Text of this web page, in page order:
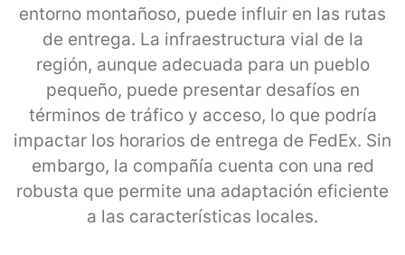
entorno montañoso, puede influir en las rutas
de entrega. La infraestructura vial de la
región, aunque adecuada para un pueblo
pequeño, puede presentar desafíos en
términos de tráfico y acceso, lo que podría
impactar los horarios de entrega de FedEx. Sin
embargo, la compañía cuenta con una red
robusta que permite una adaptación eficiente
a las características locales.